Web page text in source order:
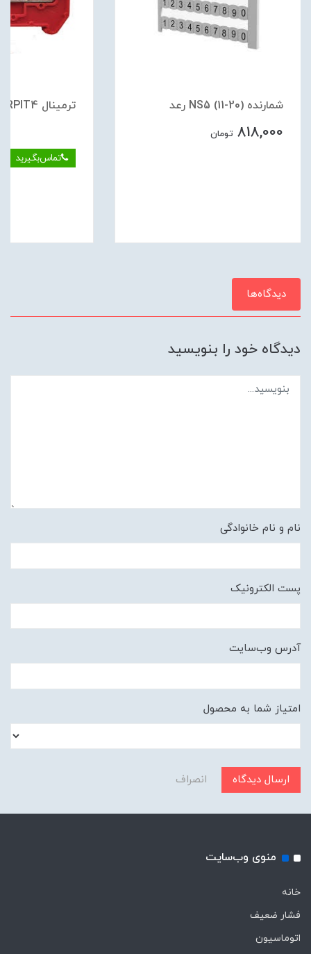
شمارنده (20-11) NS5 رعد
818,000 تومان
ترمينال RPIT4 فشاري قرمز رعد
تماس‌بگیرید
دیدگاه‌ها
دیدگاه خود را بنویسید
نام و نام خانوادگی
پست الکترونیک
آدرس وب‌سایت
امتیاز شما به محصول
ارسال دیدگاه انصراف
منوی وب‌سایت
خانه
فشار ضعیف
اتوماسیون